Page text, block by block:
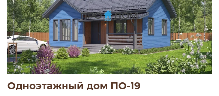
Одноэтажный дом ПО-19